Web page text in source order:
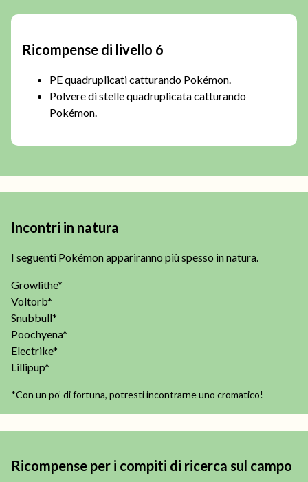
Ricompense di livello 6
PE quadruplicati catturando Pokémon.
Polvere di stelle quadruplicata catturando
Pokémon.
Incontri in natura
I seguenti Pokémon appariranno più spesso in natura.
Growlithe*
Voltorb*
Snubbull*
Poochyena*
Electrike*
Lillipup*
*Con un po’ di fortuna, potresti incontrarne uno cromatico!
Ricompense per i compiti di ricerca sul campo